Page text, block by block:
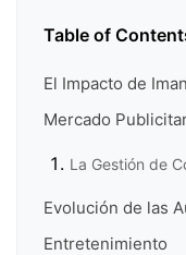
Table of
El Impacto de
Mercado
La Gestión de
Evolución de las
Entretenimiento